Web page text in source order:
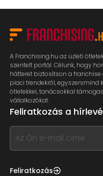
A Franchising.hu az üzleti
szentelt portál. Célunk, hogy
hátteret biztosítson a
piaci trendekről, egyszersmind
ötletekkel, tanácsokkal
vállalkozókat.
Feliratkozás a
If
you
this,
Feliratkozás